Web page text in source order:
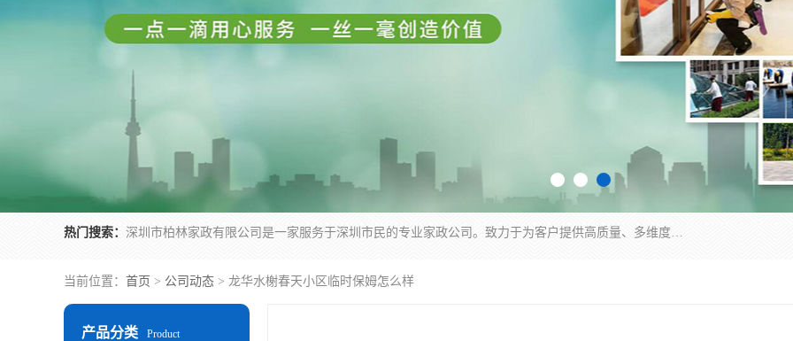
热门搜索： 深圳市柏林家政有限公司是一家服务于深圳市民的专业家政公司。致力于为客户提供高质量、多维度的家庭服务，包括养老、母婴、月嫂育婴早教、康复理疗、家电清洗和保洁等方面的专业服务。
当前位置： 首页 > 公司动态 > 龙华水榭春天小区临时保姆怎么样
产品分类 Product